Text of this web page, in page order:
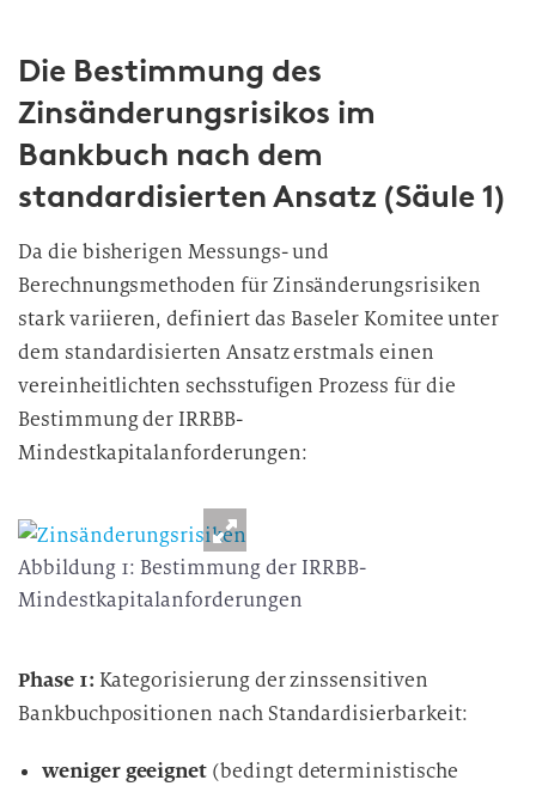
Die Bestimmung des
Zinsänderungsrisikos im
Bankbuch nach dem
standardisierten Ansatz (Säule 1)
Da die bisherigen Messungs- und
Berechnungsmethoden für Zinsänderungsrisiken
stark variieren, definiert das Baseler Komitee unter
dem standardisierten Ansatz erstmals einen
vereinheitlichten sechsstufigen Prozess für die
Bestimmung der IRRBB-
Mindestkapitalanforderungen:
Abbildung 1: Bestimmung der IRRBB-
Mindestkapitalanforderungen
Phase 1: Kategorisierung der zinssensitiven
Bankbuchpositionen nach Standardisierbarkeit:
weniger geeignet (bedingt deterministische